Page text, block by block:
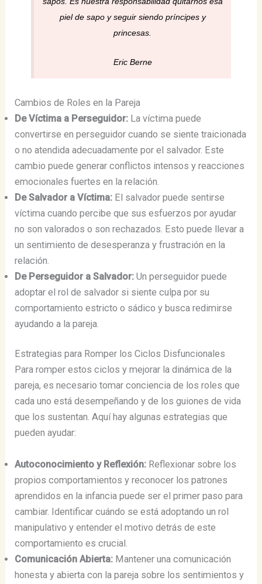
piel de sapo y seguir siendo príncipes y
princesas.
Eric Berne
Cambios de Roles en la Pareja
De Víctima a Perseguidor: La víctima puede
convertirse en perseguidor cuando se siente traicionada
o no atendida adecuadamente por el salvador. Este
cambio puede generar conflictos intensos y reacciones
emocionales fuertes en la relación.
De Salvador a Víctima: El salvador puede sentirse
víctima cuando percibe que sus esfuerzos por ayudar
no son valorados o son rechazados. Esto puede llevar a
un sentimiento de desesperanza y frustración en la
relación.
De Perseguidor a Salvador: Un perseguidor puede
adoptar el rol de salvador si siente culpa por su
comportamiento estricto o sádico y busca redimirse
ayudando a la pareja.
Estrategias para Romper los Ciclos Disfuncionales
Para romper estos ciclos y mejorar la dinámica de la
pareja, es necesario tomar conciencia de los roles que
cada uno está desempeñando y de los guiones de vida
que los sustentan. Aquí hay algunas estrategias que
pueden ayudar:
Autoconocimiento y Reflexión: Reflexionar sobre los
propios comportamientos y reconocer los patrones
aprendidos en la infancia puede ser el primer paso para
cambiar. Identificar cuándo se está adoptando un rol
manipulativo y entender el motivo detrás de este
comportamiento es crucial.
Comunicación Abierta: Mantener una comunicación
honesta y abierta con la pareja sobre los sentimientos y